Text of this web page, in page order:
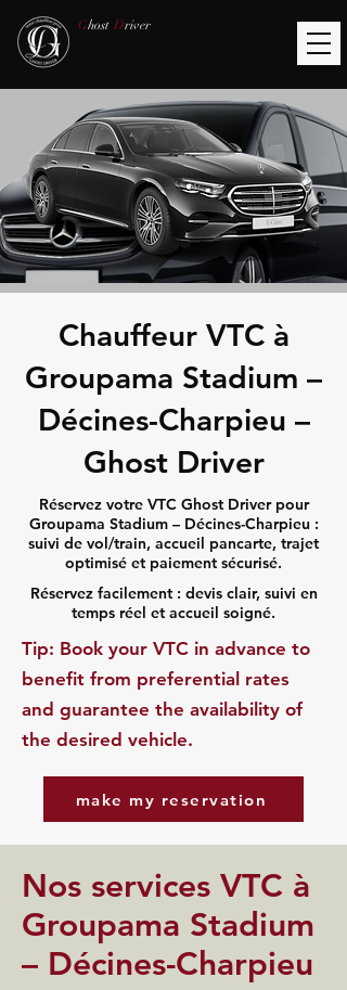
Ghost Driver
Chauffeur VTC à
Groupama Stadium –
Décines-Charpieu –
Ghost Driver
Réservez votre VTC Ghost Driver pour
Groupama Stadium – Décines-Charpieu :
suivi de vol/train, accueil pancarte, trajet
optimisé et paiement sécurisé.
Réservez facilement : devis clair, suivi en
temps réel et accueil soigné.
​Tip: Book your VTC in advance to
benefit from preferential rates
and guarantee the availability of
the desired vehicle.
make my reservation
Nos services VTC à
Groupama Stadium
– Décines-Charpieu